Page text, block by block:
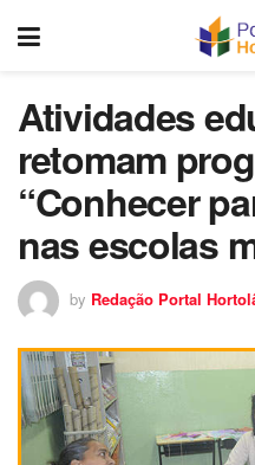
Atividades
retomam
“Conhecer
nas escolas
by Redação Portal